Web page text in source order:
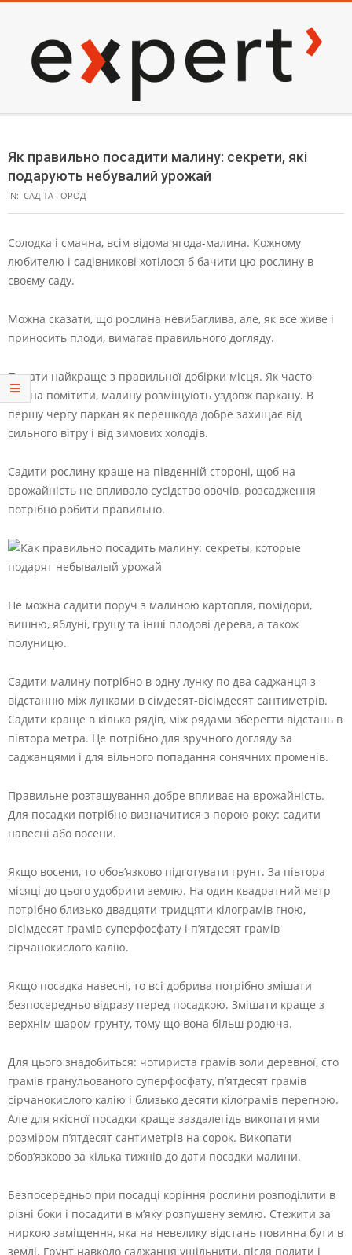
content
EXPERT
Menu
Як правильно посадити малину: секрети, які
подарують небувалий урожай
IN: САД ТА ГОРОД
Солодка і смачна, всім відома ягода-малина. Кожному
любителю і садівникові хотілося б бачити цю рослину в
своєму саду.
Можна сказати, що рослина невибаглива, але, як все живе і
приносить плоди, вимагає правильного догляду.
Почати найкраще з правильної добірки місця. Як часто
можна помітити, малину розміщують уздовж паркану. В
першу чергу паркан як перешкода добре захищає від
сильного вітру і від зимових холодів.
Садити рослину краще на південній стороні, щоб на
врожайність не впливало сусідство овочів, розсадження
потрібно робити правильно.
Не можна садити поруч з малиною картопля, помідори,
вишню, яблуні, грушу та інші плодові дерева, а також
полуницю.
Садити малину потрібно в одну лунку по два саджанця з
відстанню між лунками в сімдесят-вісімдесят сантиметрів.
Садити краще в кілька рядів, між рядами зберегти відстань в
півтора метра. Це потрібно для зручного догляду за
саджанцями і для вільного попадання сонячних променів.
Правильне розташування добре впливає на врожайність.
Для посадки потрібно визначитися з порою року: садити
навесні або восени.
Якщо восени, то обов’язково підготувати грунт. За півтора
місяці до цього удобрити землю. На один квадратний метр
потрібно близько двадцяти-тридцяти кілограмів гною,
вісімдесят грамів суперфосфату і п’ятдесят грамів
сірчанокислого калію.
Якщо посадка навесні, то всі добрива потрібно змішати
безпосередньо відразу перед посадкою. Змішати краще з
верхнім шаром грунту, тому що вона більш родюча.
Для цього знадобиться: чотириста грамів золи деревної, сто
грамів гранульованого суперфосфату, п’ятдесят грамів
сірчанокислого калію і близько десяти кілограмів перегною.
Але для якісної посадки краще заздалегідь викопати ями
розміром п’ятдесят сантиметрів на сорок. Викопати
обов’язково за кілька тижнів до дати посадки малини.
Безпосередньо при посадці коріння рослини розподілити в
різні боки і посадити в м’яку розпушену землю. Стежити за
ниркою заміщення, яка на невелику відстань повинна бути в
землі. Грунт навколо саджанця ущільнити, після полити і